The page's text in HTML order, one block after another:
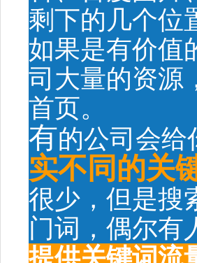
剩下的几个位
如果是有价值
司大量的资源
首页。
有的公司会给
实不同的关
很少，但是搜
门词，偶尔有